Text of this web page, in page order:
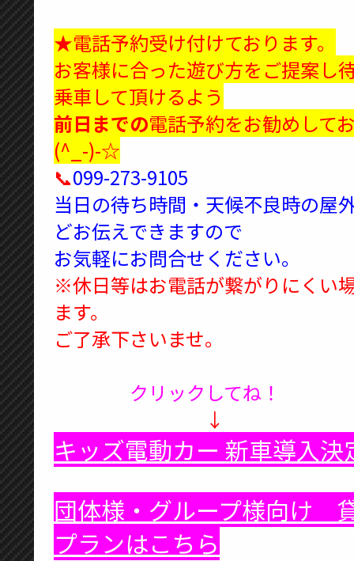
★電話予約受け付けております。
お客様に合った遊び方をご提案し
乗車して頂けるよう
前日までの電話予約をお勧めして
(^_-)-☆
📞099-273-9105
当日の待ち時間・天候不良時の屋
どお伝えできますので
お気軽にお問合せください。
※休日等はお電話が繋がりにくい
ます。
ご了承下さいませ。
クリックしてね！
↓
キッズ電動カー 新車導入決
団体様・グループ様向け
プランはこちら